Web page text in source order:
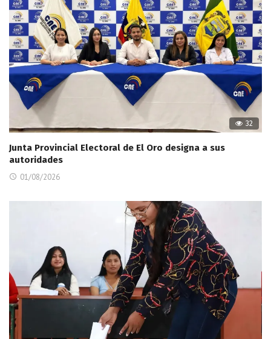
32
Junta Provincial Electoral de El Oro designa a sus
autoridades
01/08/2026